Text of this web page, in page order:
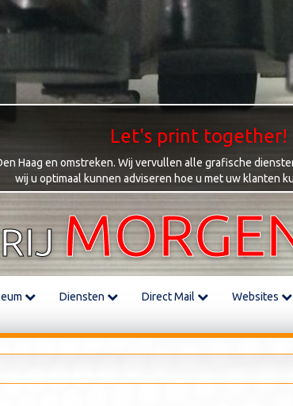
Let's print together!
Haag en omstreken. Wij vervullen alle grafische
wij u optimaal kunnen adviseren hoe u met uw klanten
Diensten Direct Mail Websites